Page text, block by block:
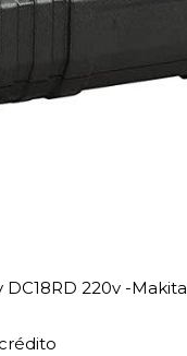
220v -Makita